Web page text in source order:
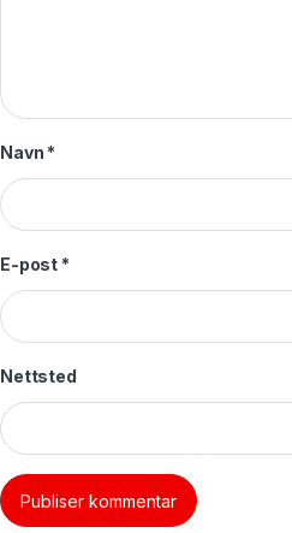
Navn *
E-post *
Nettsted